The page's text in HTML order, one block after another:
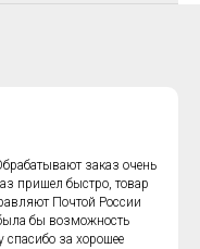
заказ очень
пришел быстро, товар
Почтой России
бы возможность
спасибо за хорошее